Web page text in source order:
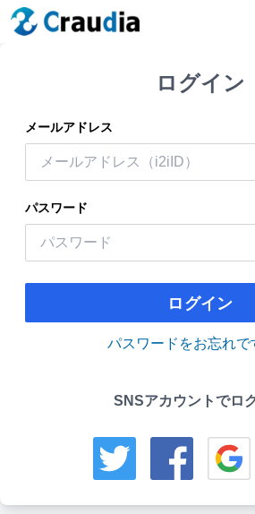
ログイン
メールアドレス
パスワード
ログイン
パスワードをお忘れで
SNSアカウントでロ